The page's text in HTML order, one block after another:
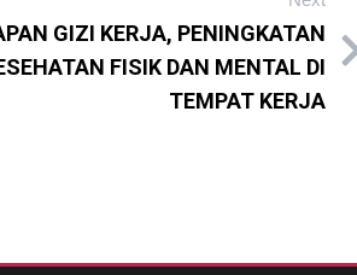
GIZI KERJA, PENINGKATAN
FISIK DAN MENTAL DI
TEMPAT KERJA